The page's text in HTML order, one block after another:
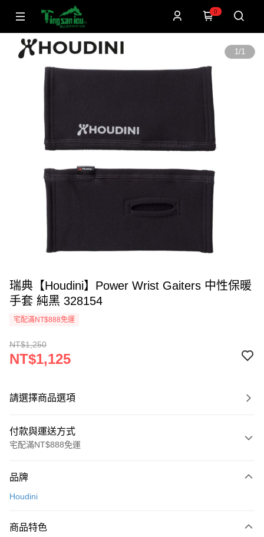
0
1/1
瑞典【Houdini】Power Wrist Gaiters 中性保暖
手套 純黑 328154
宅配滿NT$888免運
NT$1,250
NT$1,125
請選擇商品選項
付款與運送方式
宅配滿NT$888免運
信用卡一次付款
悠遊付
品牌
Houdini
商品特色